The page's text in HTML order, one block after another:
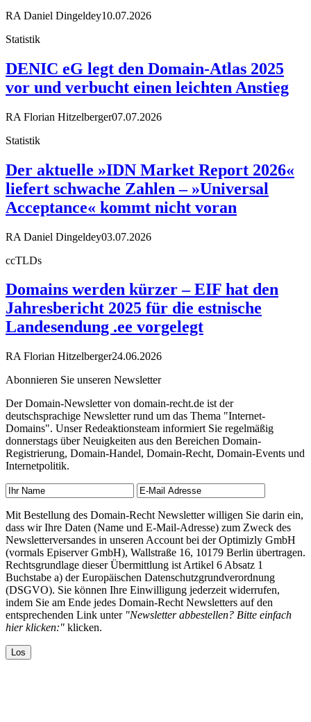
RA Daniel Dingeldey10.07.2026
Statistik
DENIC eG legt den Domain-Atlas 2025
vor und verbucht einen leichten Anstieg
RA Florian Hitzelberger07.07.2026
Statistik
Der aktuelle »IDN Market Report 2026«
liefert schwache Zahlen – »Universal
Acceptance« kommt nicht voran
RA Daniel Dingeldey03.07.2026
ccTLDs
Domains werden kürzer – EIF hat den
Jahresbericht 2025 für die estnische
Landesendung .ee vorgelegt
RA Florian Hitzelberger24.06.2026
Abonnieren Sie unseren Newsletter
Der Domain-Newsletter von domain-recht.de ist der
deutschsprachige Newsletter rund um das Thema "Internet-
Domains". Unser Redeaktionsteam informiert Sie regelmäßig
donnerstags über Neuigkeiten aus den Bereichen Domain-
Registrierung, Domain-Handel, Domain-Recht, Domain-Events und
Internetpolitik.
Mit Bestellung des Domain-Recht Newsletter willigen Sie darin ein,
dass wir Ihre Daten (Name und E-Mail-Adresse) zum Zweck des
Newsletterversandes in unseren Account bei der Optimizly GmbH
(vormals Episerver GmbH), Wallstraße 16, 10179 Berlin übertragen.
Rechtsgrundlage dieser Übermittlung ist Artikel 6 Absatz 1
Buchstabe a) der Europäischen Datenschutzgrundverordnung
(DSGVO). Sie können Ihre Einwilligung jederzeit widerrufen,
indem Sie am Ende jedes Domain-Recht Newsletters auf den
entsprechenden Link unter "Newsletter abbestellen? Bitte einfach
hier klicken:" klicken.